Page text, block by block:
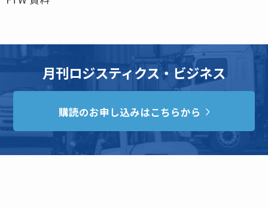
月刊ロジスティクス・ビジネス
購読のお申し込みはこちらから